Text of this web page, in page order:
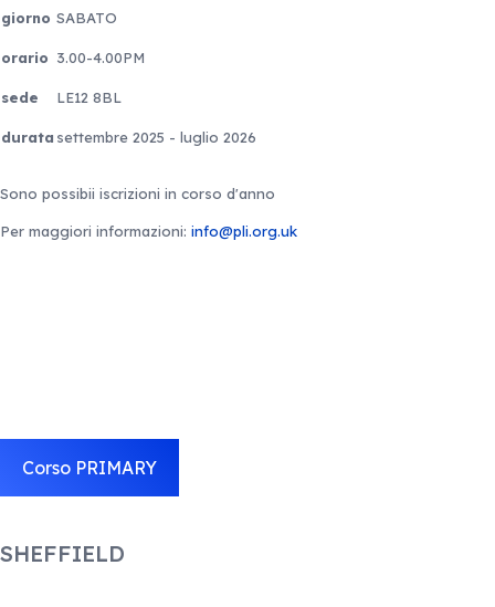
giorno SABATO
orario 3.00-4.00PM
sede LE12 8BL
durata settembre 2025 - luglio 2026
Sono possibii iscrizioni in corso d'anno
Per maggiori informazioni: info@pli.org.uk
Corso PRIMARY
SHEFFIELD